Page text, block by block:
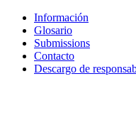
Información
Glosario
Submissions
Contacto
Descargo de